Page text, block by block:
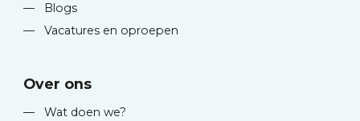
—
Blogs
—
Vacatures en oproepen
Over ons
—
Wat doen we?